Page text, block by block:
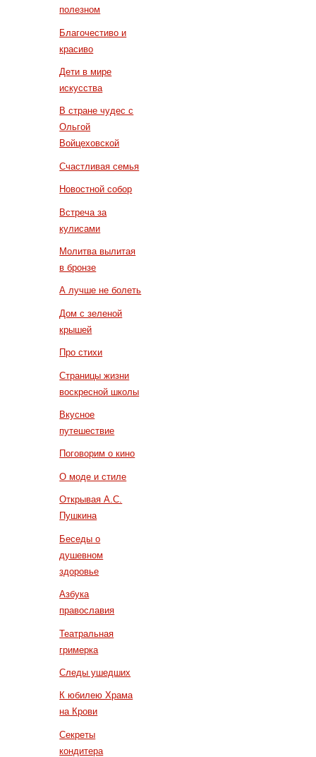
полезном
Благочестиво и
красиво
Дети в мире
искусства
В стране чудес с
Ольгой
Войцеховской
Счастливая семья
Новостной собор
Встреча за
кулисами
Молитва вылитая
в бронзе
А лучше не болеть
Дом с зеленой
крышей
Про стихи
Страницы жизни
воскресной школы
Вкусное
путешествие
Поговорим о кино
О моде и стиле
Открывая А.С.
Пушкина
Беседы о
душевном
здоровье
Азбука
православия
Театральная
гримерка
Следы ушедших
К юбилею Храма
на Крови
Секреты
кондитера